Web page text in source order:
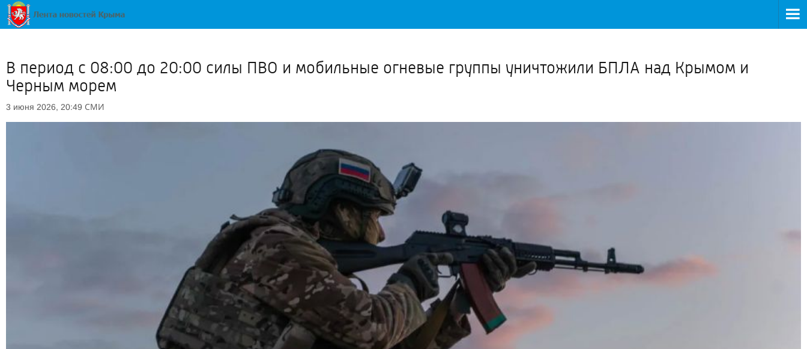
В период с 08:00 до 20:00 силы ПВО и мобильные огневые группы уничтожили БПЛА над Крымом и
Черным морем
3 июня 2026, 20:49 СМИ